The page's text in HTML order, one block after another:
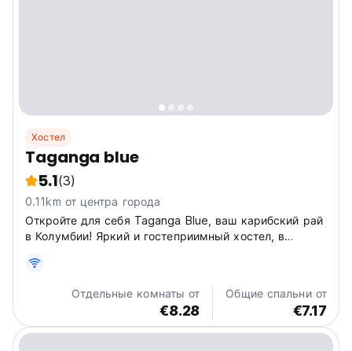
Хостел
Taganga blue
5.1(3)
0.11km от центра города
Откройте для себя Taganga Blue, ваш карибский рай
в Колумбии! Яркий и гостеприимный хостел, в
Идеально подходит для туристов! (Auto-translated
Отдельные комнаты от
€8.28
Общие спальни от
€7.17